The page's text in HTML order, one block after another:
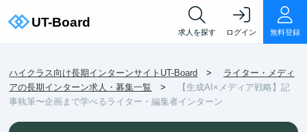
求人を探す ログイン 無料登録
ハイクラス向け長期インターンサイトUT-Board
ライター・メディ
アの長期インターン求人・募集一覧
【生成AI×メディア戦略】記
事執筆〜企画まで学べるライター・編集者インターン